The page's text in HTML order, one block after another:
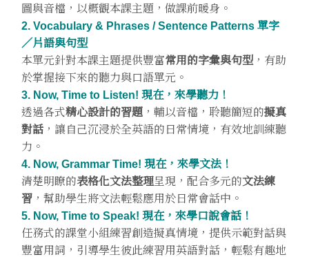
圖與音檔，以概觀本課主題，做課前暖身。
2. Vocabulary & Phrases / Sentence Patterns 單字
／片語與句型
本單元針對本課主題提供豐富常用的字彙與句型，有助
於掌握接下來的聽力與口語單元。
3. Now, Time to Listen! 現在，來學聽力！
透過各式精心設計的習題，輔以音檔，聆聽簡短的擬真
對話，讓自己沉浸於全英語的日常情境，有效地訓練聽
力。
4. Now, Grammar Time! 現在，來學文法！
清楚明瞭的表格化文法整理呈現，配合多元的文法練
習，幫助學生將文法輕鬆應用於日常會話中。
5. Now, Time to Speak! 現在，來學口說會話！
任務式的課堂小組練習創造擬真情境，提供示範對話與
豐富用詞，引導學生彼此練習用英語對話，輕鬆有趣地